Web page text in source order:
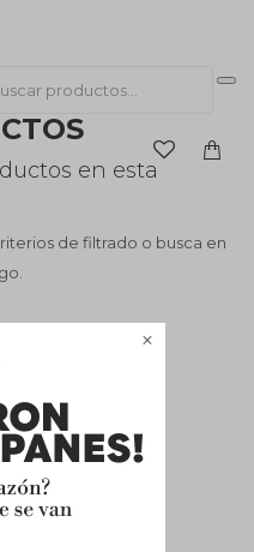

en esta
de filtrado o busca en